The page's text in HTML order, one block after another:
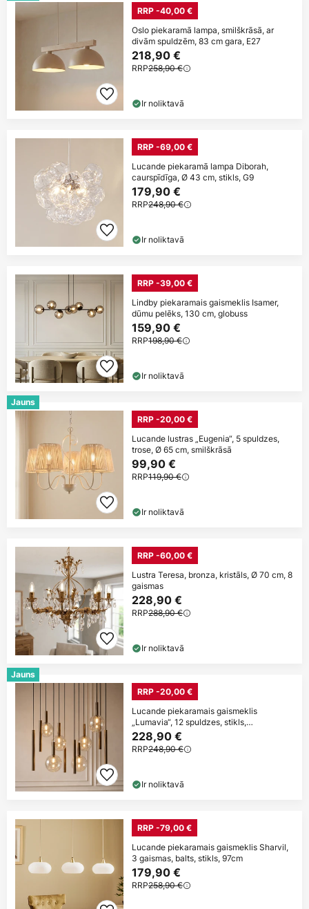
RRP -40,00 €
Oslo piekaramā lampa, smilškrāsā, ar
divām spuldzēm, 83 cm gara, E27
218,90 €
RRP258,90 €
Ir noliktavā
RRP -69,00 €
Lucande piekaramā lampa Diborah,
caurspīdīga, Ø 43 cm, stikls, G9
179,90 €
RRP248,90 €
Ir noliktavā
RRP -39,00 €
Lindby piekaramais gaismeklis Isamer,
dūmu pelēks, 130 cm, globuss
159,90 €
RRP198,90 €
Ir noliktavā
Jauns
RRP -20,00 €
Lucande lustras „Eugenia“, 5 spuldzes,
trose, Ø 65 cm, smilškrāsā
99,90 €
RRP119,90 €
Ir noliktavā
RRP -60,00 €
Lustra Teresa, bronza, kristāls, Ø 70 cm, 8
gaismas
228,90 €
RRP288,90 €
Ir noliktavā
Jauns
RRP -20,00 €
Lucande piekaramais gaismeklis
„Lumavia“, 12 spuldzes, stikls,
brūns/dzintara
228,90 €
RRP248,90 €
Ir noliktavā
RRP -79,00 €
Lucande piekaramais gaismeklis Sharvil,
3 gaismas, balts, stikls, 97cm
179,90 €
RRP258,90 €